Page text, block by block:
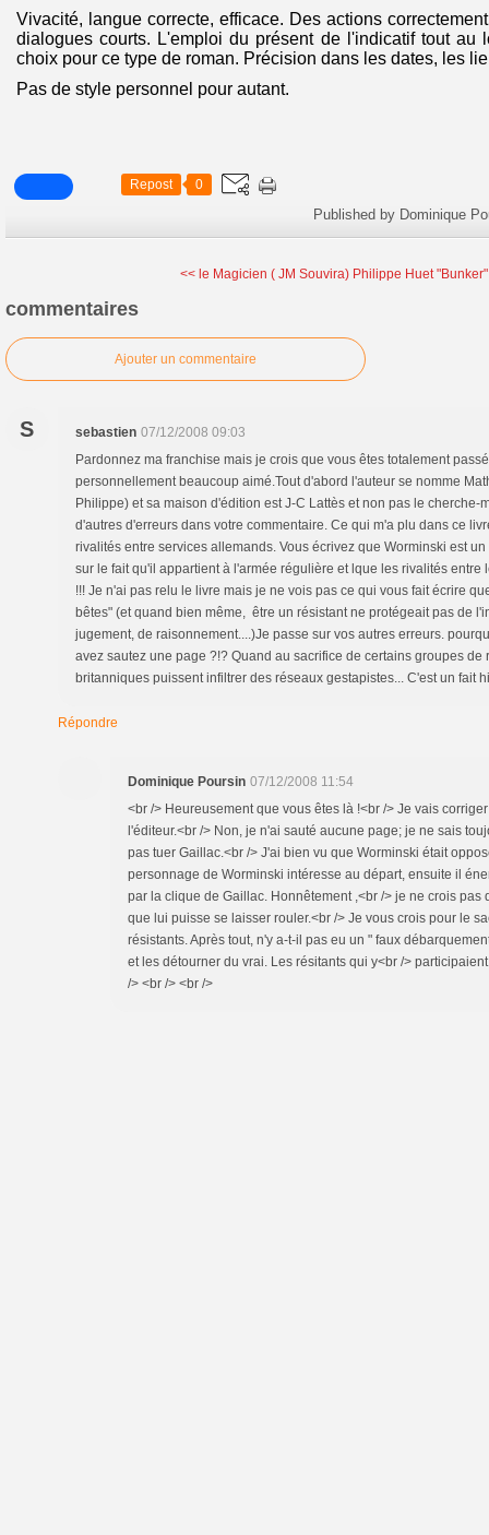
Vivacité, langue correcte, efficace. Des actions
dialogues courts. L'emploi du présent de l'indicatif tout au
choix pour ce type de roman. Précision dans les dates, les
Pas de style personnel pour autant.
Repost 0
Published by Dominique
<< le Magicien ( JM Souvira) Philippe Huet
commentaires
Ajouter un commentaire
S sebastien 07/12/2008 09:03
Pardonnez ma franchise mais je crois que vous êtes totalement
personnellement beaucoup aimé.Tout d'abord l'auteur se nomme
Philippe) et sa maison d'édition est J-C Lattès et non pas le cherche-
d'autres d'erreurs dans votre commentaire. Ce qui m'a plu dans ce
rivalités entre services allemands. Vous écrivez que Worminski est
sur le fait qu'il appartient à l'armée régulière et lque les rivalités entre
!!! Je n'ai pas relu le livre mais je ne vois pas ce qui vous fait écrire
bêtes" (et quand bien même, être un résistant ne protégeait pas de
jugement, de raisonnement....)Je passe sur vos autres erreurs.
avez sautez une page ?!? Quand au sacrifice de certains groupes de
britanniques puissent infiltrer des réseaux gestapistes... C'est un fait
Répondre
Dominique Poursin 07/12/2008 11:54
<br /> Heureusement que vous êtes là !<br /> Je vais
l'éditeur.<br /> Non, je n'ai sauté aucune page; je ne sais
pas tuer Gaillac.<br /> J'ai bien vu que Worminski était
personnage de Worminski intéresse au départ, ensuite il
par la clique de Gaillac. Honnêtement ,<br /> je ne crois pas
que lui puisse se laisser rouler.<br /> Je vous crois pour le
résistants. Après tout, n'y a-t-il pas eu un " faux
et les détourner du vrai. Les résitants qui y<br />
/> <br /> <br />